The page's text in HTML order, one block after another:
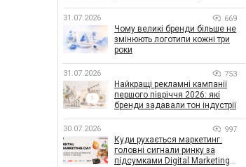
31.07.2026 669
Чому великі бренди більше не
змінюють логотипи кожні три
роки
31.07.2026 753
Найкращі рекламні кампанії
першого півріччя 2026: які
бренди задавали тон індустрії
30.07.2026 997
Куди рухається маркетинг:
головні сигнали ринку за
підсумками Digital Marketing